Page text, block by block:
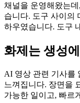
채널을 운영해왔는
습니다. 도구 사이의
하우였습니다. 도구
화제는 생성
AI 영상 관련 기사를
느껴집니다. 장면을
가능한 일이고, 빠르